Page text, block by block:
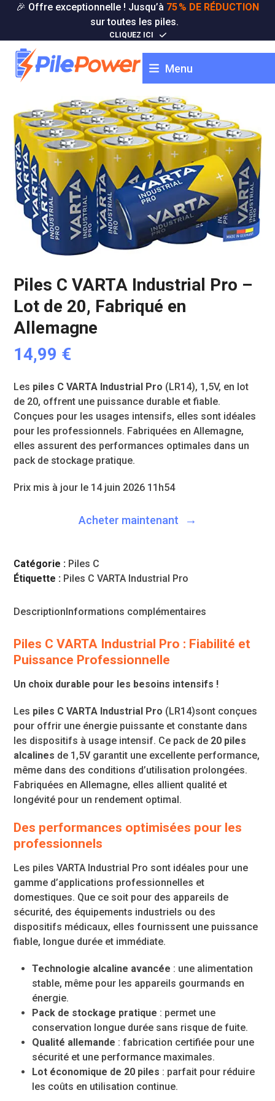
Skip🎉 Offre exceptionnelle ! Jusqu’à 75 % DE RÉDUCTION
sur toutes les piles.
CLIQUEZ ICI
Menu
Piles C VARTA Industrial Pro –
Lot de 20, Fabriqué en
Allemagne
14,99 €
Les piles C VARTA Industrial Pro (LR14), 1,5V, en lot
de 20, offrent une puissance durable et fiable.
Conçues pour les usages intensifs, elles sont idéales
pour les professionnels. Fabriquées en Allemagne,
elles assurent des performances optimales dans un
pack de stockage pratique.
Prix mis à jour le 14 juin 2026 11h54
Acheter maintenant
Catégorie : Piles C
Étiquette : Piles C VARTA Industrial Pro
Description Informations complémentaires
Piles C VARTA Industrial Pro : Fiabilité et
Puissance Professionnelle
Un choix durable pour les besoins intensifs !
Les piles C VARTA Industrial Pro (LR14)sont conçues
pour offrir une énergie puissante et constante dans
les dispositifs à usage intensif. Ce pack de 20 piles
alcalines de 1,5V garantit une excellente performance,
même dans des conditions d’utilisation prolongées.
Fabriquées en Allemagne, elles allient qualité et
longévité pour un rendement optimal.
Des performances optimisées pour les
professionnels
Les piles VARTA Industrial Pro sont idéales pour une
gamme d’applications professionnelles et
domestiques. Que ce soit pour des appareils de
sécurité, des équipements industriels ou des
dispositifs médicaux, elles fournissent une puissance
fiable, longue durée et immédiate.
Technologie alcaline avancée : une alimentation
stable, même pour les appareils gourmands en
énergie.
Pack de stockage pratique : permet une
conservation longue durée sans risque de fuite.
Qualité allemande : fabrication certifiée pour une
sécurité et une performance maximales.
Lot économique de 20 piles : parfait pour réduire
les coûts en utilisation continue.